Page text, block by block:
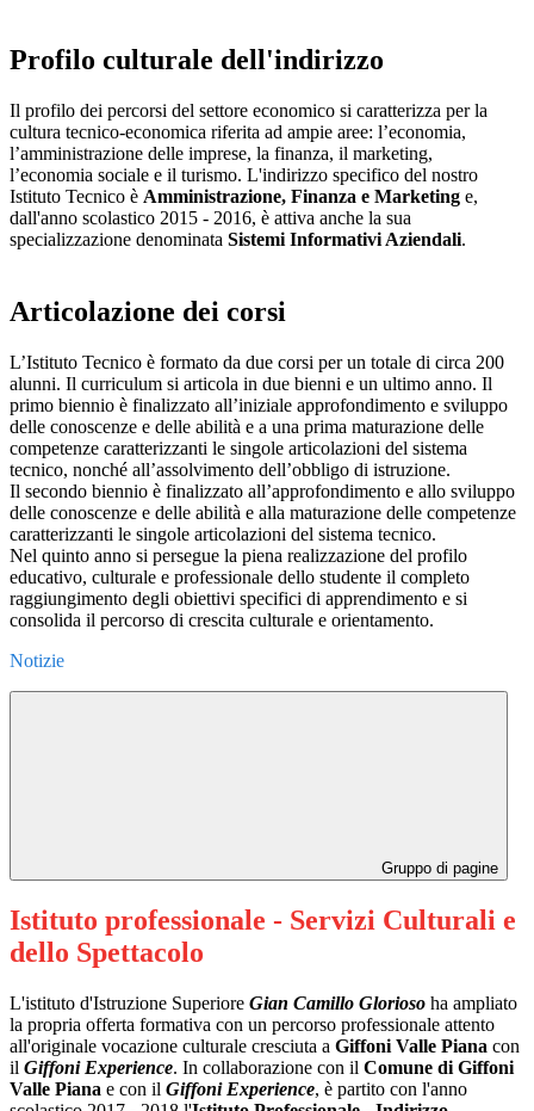
Profilo culturale dell'indirizzo
Il profilo dei percorsi del settore economico si caratterizza per la
cultura tecnico-economica riferita ad ampie aree: l’economia,
l’amministrazione delle imprese, la finanza, il marketing,
l’economia sociale e il turismo. L'indirizzo specifico del nostro
Istituto Tecnico è Amministrazione, Finanza e Marketing e,
dall'anno scolastico 2015 - 2016, è attiva anche la sua
specializzazione denominata Sistemi Informativi Aziendali.
Articolazione dei corsi
L’Istituto Tecnico è formato da due corsi per un totale di circa 200
alunni. Il curriculum si articola in due bienni e un ultimo anno. Il
primo biennio è finalizzato all’iniziale approfondimento e sviluppo
delle conoscenze e delle abilità e a una prima maturazione delle
competenze caratterizzanti le singole articolazioni del sistema
tecnico, nonché all’assolvimento dell’obbligo di istruzione.
Il secondo biennio è finalizzato all’approfondimento e allo sviluppo
delle conoscenze e delle abilità e alla maturazione delle competenze
caratterizzanti le singole articolazioni del sistema tecnico.
Nel quinto anno si persegue la piena realizzazione del profilo
educativo, culturale e professionale dello studente il completo
raggiungimento degli obiettivi specifici di apprendimento e si
consolida il percorso di crescita culturale e orientamento.
Notizie
Gruppo di pagine
Istituto professionale - Servizi Culturali e
dello Spettacolo
L'istituto d'Istruzione Superiore Gian Camillo Glorioso ha ampliato
la propria offerta formativa con un percorso professionale attento
all'originale vocazione culturale cresciuta a Giffoni Valle Piana con
il Giffoni Experience. In collaborazione con il Comune di Giffoni
Valle Piana e con il Giffoni Experience, è partito con l'anno